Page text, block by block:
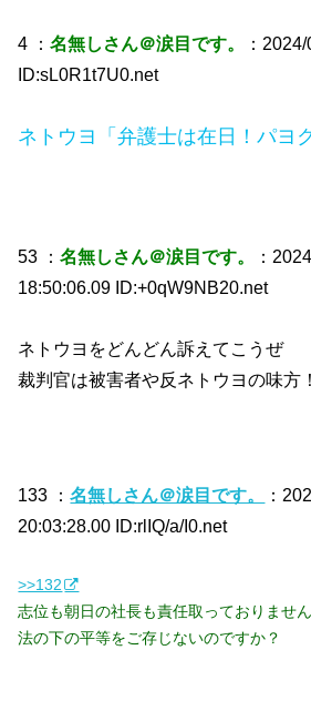
4 ：名無しさん＠涙目です。
：
ID:sL0R1t7U0.net
ネトウヨ「弁護士は在日！パヨ
53 ：名無しさん＠涙目です。
：
18:50:06.09 ID:+0qW9NB20.net
ネトウヨをどんどん訴えてこうぜ
裁判官は被害者や反ネトウヨの味方！
133 ：名無しさん＠涙目です。
：
20:03:28.00 ID:rlIQ/a/I0.net
>>132
志位も朝日の社長も責任取っておりませ
法の下の平等をご存じないのですか？